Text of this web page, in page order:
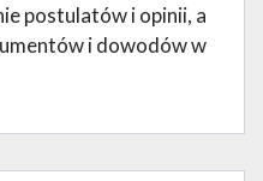
postulatów i opinii, a
i dowodów w